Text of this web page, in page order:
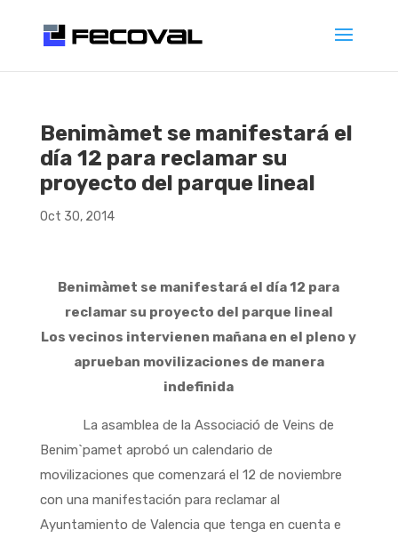
Benimàmet se manifestará el
día 12 para reclamar su
proyecto del parque lineal
Oct 30, 2014
Benimàmet se manifestará el día 12 para
reclamar su proyecto del parque lineal
Los vecinos intervienen mañana en el pleno y
aprueban movilizaciones de manera
indefinida
La asamblea de la Associació de Veins de
Benim`pamet aprobó un calendario de
movilizaciones que comenzará el 12 de noviembre
con una manifestación para reclamar al
Ayuntamiento de Valencia que tenga en cuenta e